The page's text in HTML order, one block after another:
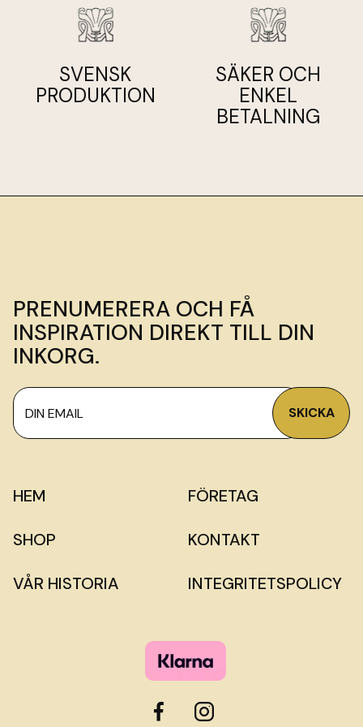
SVENSK
PRODUKTION
SÄKER OCH
ENKEL
BETALNING
PRENUMERERA OCH FÅ
INSPIRATION DIREKT TILL DIN
INKORG.
HEM
SHOP
VÅR HISTORIA
FÖRETAG
KONTAKT
INTEGRITETSPOLICY